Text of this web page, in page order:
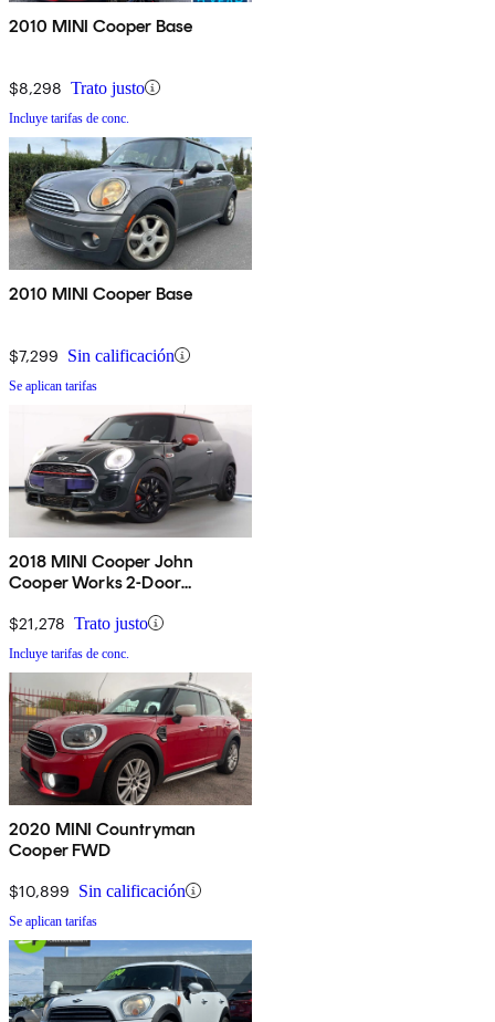
2010 MINI Cooper Base
$8,298 Trato justo
Incluye tarifas de conc.
2010 MINI Cooper Base
$7,299 Sin calificación
Se aplican tarifas
2018 MINI Cooper John
Cooper Works 2-Door
$21,278 Trato justo
Incluye tarifas de conc.
2020 MINI Countryman
Cooper FWD
$10,899 Sin calificación
Se aplican tarifas